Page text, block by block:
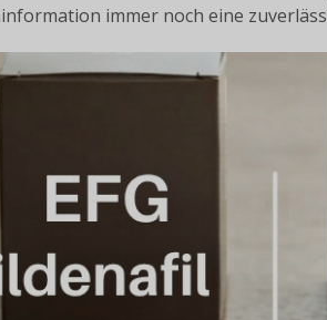
immer noch eine